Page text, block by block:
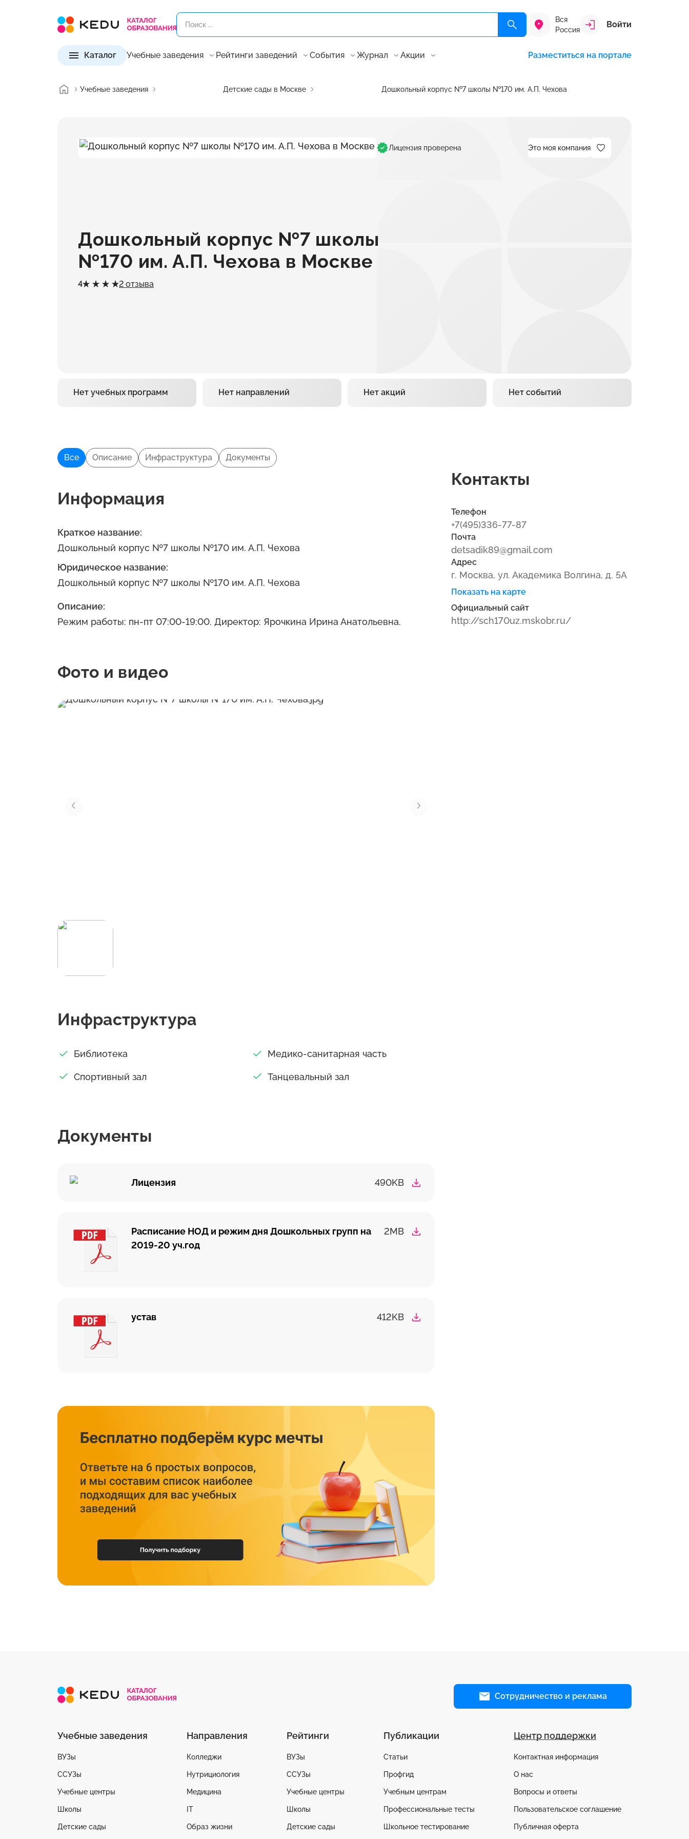
Вся
Россия
Войти
Каталог Учебные заведения Рейтинги заведений События Журнал Акции Разместиться на портале
Учебные заведения Детские сады в Москве Дошкольный корпус №7 школы №170 им. А.П. Чехова
Лицензия проверена Это моя компания
Дошкольный корпус №7 школы
№170 им. А.П. Чехова в Москве
4 2 отзыва
Нет учебных программ Нет направлений Нет акций Нет событий
Все Описание Инфраструктура Документы
Информация
Краткое название:
Дошкольный корпус №7 школы №170 им. А.П. Чехова
Юридическое название:
Дошкольный корпус №7 школы №170 им. А.П. Чехова
Описание:
Режим работы: пн-пт 07:00-19:00. Директор: Ярочкина Ирина Анатольевна.
Фото и видео
Инфраструктура
Библиотека Медико-санитарная часть
Спортивный зал Танцевальный зал
Документы
Лицензия 490KB
Расписание НОД и режим дня Дошкольных групп на
2019-20 уч.год
2MB
устав 412KB
Контакты
Телефон
+7(495)336-77-87
Почта
detsadik89@gmail.com
Адрес
г. Москва, ул. Академика Волгина, д. 5А
Показать на карте
Официальный сайт
http://sch170uz.mskobr.ru/
Сотрудничество и реклама
Учебные заведения
ВУЗы
ССУЗы
Учебные центры
Школы
Детские сады
Направления
Колледжи
Нутрициология
Медицина
IT
Образ жизни
Рейтинги
ВУЗы
ССУЗы
Учебные центры
Школы
Детские сады
Публикации
Статьи
Профгид
Учебным центрам
Профессиональные тесты
Школьное тестирование
Центр поддержки
Контактная информация
О нас
Вопросы и ответы
Пользовательское соглашение
Публичная оферта